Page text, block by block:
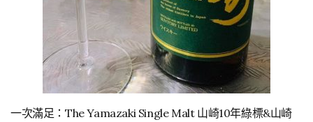
一次滿足：The Yamazaki Single Malt 山崎10年綠標&山崎